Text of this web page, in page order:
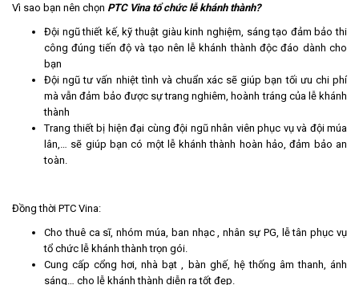
Vì sao bạn nên chọn PTC Vina tổ chức lễ khánh thành?
Đội ngũ thiết kế, kỹ thuật giàu kinh nghiệm, sáng tạo đảm bảo thi
công đúng tiến độ và tạo nên lễ khánh thành độc đáo dành cho
bạn
Đội ngũ tư vấn nhiệt tình và chuẩn xác sẽ giúp bạn tối ưu chi phí
mà vẫn đảm bảo được sự trang nghiêm, hoành tráng của lễ khánh
thành
Trang thiết bị hiện đại cùng đội ngũ nhân viên phục vụ và đội múa
lân,… sẽ giúp bạn có một lễ khánh thành hoàn hảo, đảm bảo an
toàn.
Đồng thời PTC Vina:
Cho thuê ca sĩ, nhóm múa, ban nhạc , nhân sự PG, lễ tân phục vụ
tổ chức lễ khánh thành trọn gói.
Cung cấp cổng hơi, nhà bạt , bàn ghế, hệ thống âm thanh, ánh
sáng… cho lễ khánh thành diễn ra tốt đẹp.